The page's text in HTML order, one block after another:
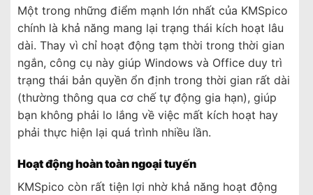
Một trong những điểm mạnh lớn nhất của KMSpico
chính là khả năng mang lại trạng thái kích hoạt lâu
dài. Thay vì chỉ hoạt động tạm thời trong thời gian
ngắn, công cụ này giúp Windows và Office duy trì
trạng thái bản quyền ổn định trong thời gian rất dài
(thường thông qua cơ chế tự động gia hạn), giúp
bạn không phải lo lắng về việc mất kích hoạt hay
phải thực hiện lại quá trình nhiều lần.
Hoạt động hoàn toàn ngoại tuyến
KMSpico còn rất tiện lợi nhờ khả năng hoạt động